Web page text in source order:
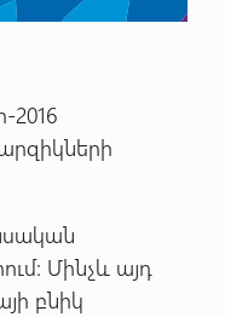
Մինչև այդ
բնիկ